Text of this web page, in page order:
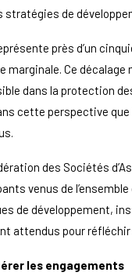
stratégies de
près d’un
marginale. Ce
dans la protection
cette perspective
des Sociétés
venus de
de développement,
attendus pour
les engagements